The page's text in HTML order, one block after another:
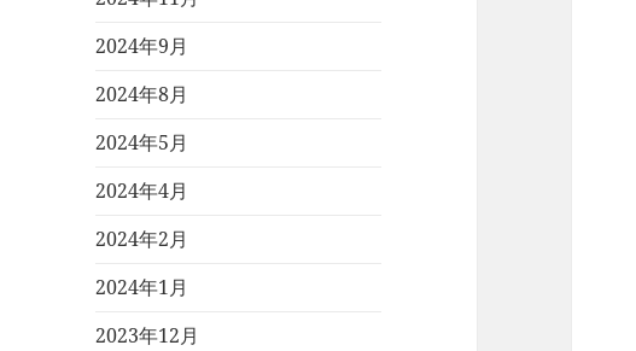
2024年9月
2024年8月
2024年5月
2024年4月
2024年2月
2024年1月
2023年12月